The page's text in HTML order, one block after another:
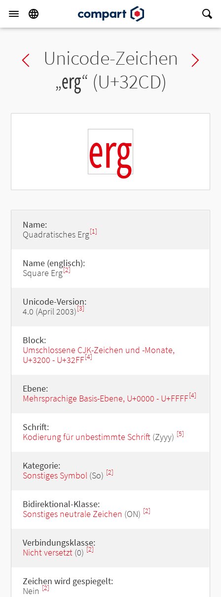
Previous char
Unicode-Zeichen
„㋍“ (U+32CD)
㋍
Name:
Quadratisches Erg[1]
Name (englisch):
Square Erg[2]
Unicode-Version:
4.0 (April 2003)[3]
Block:
Umschlossene CJK-Zeichen und -Monate,
U+3200 - U+32FF[4]
Ebene:
Mehrsprachige Basis-Ebene, U+0000 - U+FFFF[4]
Schrift:
Kodierung für unbestimmte Schrift(Zyyy) [5]
Kategorie:
Sonstiges Symbol(So) [2]
Bidirektional-Klasse:
Sonstiges neutrale Zeichen (ON) [2]
Verbindungsklasse:
Nicht versetzt(0) [2]
Zeichen wird gespiegelt:
Nein [2]